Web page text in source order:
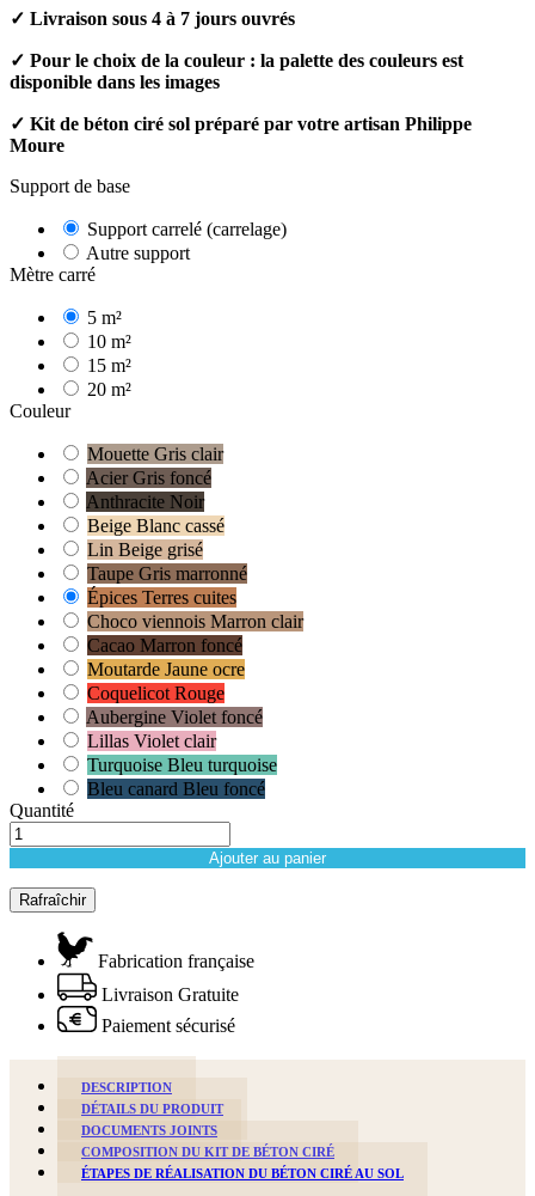
✓ Livraison sous 4 à 7 jours ouvrés
✓ Pour le choix de la couleur : la palette des couleurs est
disponible dans les images
✓ Kit de béton ciré sol préparé par votre artisan Philippe
Moure
Support de base
Support carrelé (carrelage)
Autre support
Mètre carré
5 m²
10 m²
15 m²
20 m²
Couleur
Mouette Gris clair
Acier Gris foncé
Anthracite Noir
Beige Blanc cassé
Lin Beige grisé
Taupe Gris marronné
Épices Terres cuites
Choco viennois Marron clair
Cacao Marron foncé
Moutarde Jaune ocre
Coquelicot Rouge
Aubergine Violet foncé
Lillas Violet clair
Turquoise Bleu turquoise
Bleu canard Bleu foncé
Quantité
Ajouter au panier
Fabrication française
Livraison Gratuite
Paiement sécurisé
DESCRIPTION
DÉTAILS DU PRODUIT
DOCUMENTS JOINTS
COMPOSITION DU KIT DE BÉTON CIRÉ
ÉTAPES DE RÉALISATION DU BÉTON CIRÉ AU SOL